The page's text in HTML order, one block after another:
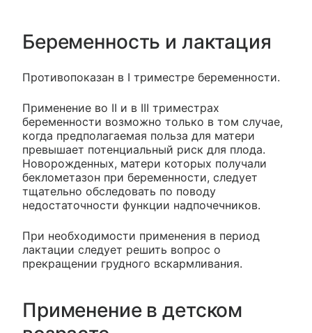
Беременность и лактация
Противопоказан в I триместре беременности.
Применение во II и в III триместрах
беременности возможно только в том случае,
когда предполагаемая польза для матери
превышает потенциальный риск для плода.
Новорожденных, матери которых получали
беклометазон при беременности, следует
тщательно обследовать по поводу
недостаточности функции надпочечников.
При необходимости применения в период
лактации следует решить вопрос о
прекращении грудного вскармливания.
Применение в детском